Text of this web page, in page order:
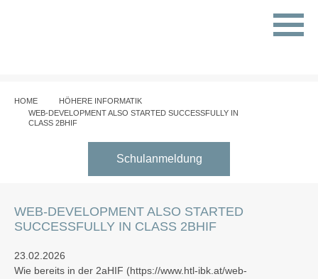
HOME
HÖHERE INFORMATIK
WEB-DEVELOPMENT ALSO STARTED SUCCESSFULLY IN
CLASS 2BHIF
Schulanmeldung
WEB-DEVELOPMENT ALSO STARTED
SUCCESSFULLY IN CLASS 2BHIF
23.02.2026
Wie bereits in der 2aHIF (https://www.htl-ibk.at/web-